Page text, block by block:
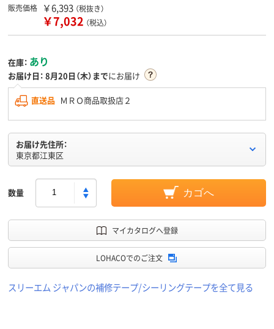
販売価格 ￥6,393 （税抜き）
￥7,032 （税込）
在庫： あり
お届け日： 8月20日（木）までにお届け
直送品 ＭＲＯ商品取扱店２
お届け先住所：
東京都江東区
数量 カゴへ
マイカタログへ登録
LOHACOでのご注文
スリーエム ジャパンの補修テープ/シーリングテープを全て見る